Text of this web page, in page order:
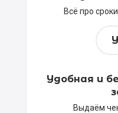
Всё про
Удобная и
Выдаём